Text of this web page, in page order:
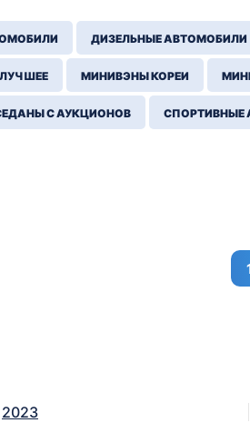
ДИЗЕЛЬНЫЕ АВТОМОБИЛИ
МИНИВЭНЫ КОРЕИ
С АУКЦИОНОВ СПОРТИВНЫЕ
2023